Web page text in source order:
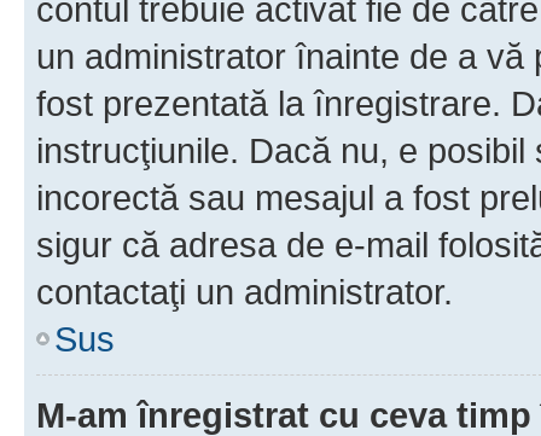
contul trebuie activat fie de
un administrator înainte de a
fost prezentată la înregistrare.
instrucţiunile. Dacă nu, e
incorectă sau mesajul a fost
sigur că adresa de e-mail
contactaţi un administrator.
Sus
M-am înregistrat cu ceva